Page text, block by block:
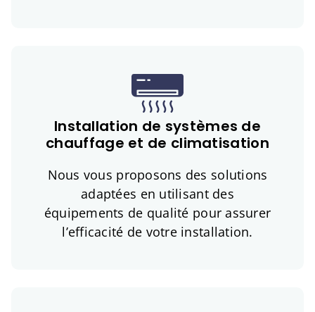
Installation de systèmes de
chauffage et de climatisation
Nous vous proposons des solutions
adaptées en utilisant des
équipements de qualité pour assurer
l’efficacité de votre installation.